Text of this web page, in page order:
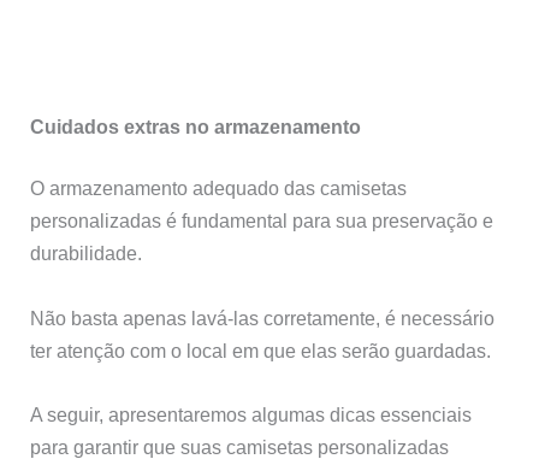
Cuidados extras no armazenamento
O armazenamento adequado das camisetas
personalizadas é fundamental para sua preservação e
durabilidade.
Não basta apenas lavá-las corretamente, é necessário
ter atenção com o local em que elas serão guardadas.
A seguir, apresentaremos algumas dicas essenciais
para garantir que suas camisetas personalizadas